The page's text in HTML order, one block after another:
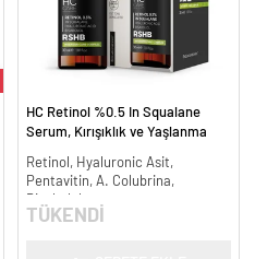
HC Retinol %0.5 In Squalane
Serum, Kırışıklık ve Yaşlanma
Retinol, Hyaluronic Asit,
Pentavitin, A. Colubrina,
Bisabolol
TÜKENDİ